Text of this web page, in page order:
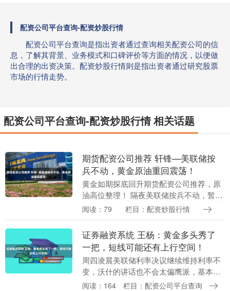
配资公司平台查询-配资炒股行情
配资公司平台查询是指出资者通过查询相关配资公司的信
息，了解其背景、业务模式和口碑评价等方面的情况，以便做
出合理的出资决策。配资炒股行情则是指出资者通过研究股票
市场的行情走势。
配资公司平台查询-配资炒股行情 相关话题
期货配资公司推荐 轩锋—美联储按
兵不动，黄金原油重回震荡！
黄金如期探底回升期货配资公司推荐，原
油高位整理！ 隔夜美联储按兵不动，暂时
维持利率不变，但是美联储票委内部逐步
还是因为战争引....
阅读：79 栏目：配资炒股行情
证券融资系统 王杨：黄金多头秀了
一把，短线可能还有上行空间！
周四凌晨美联储利率决议继续维持利率不
变，沃什的讲话也不会太偏鹰派，基本上
跟我们思路也差不多，黄金强势上冲，冲
阅读：164 栏目：配资公司平台查询